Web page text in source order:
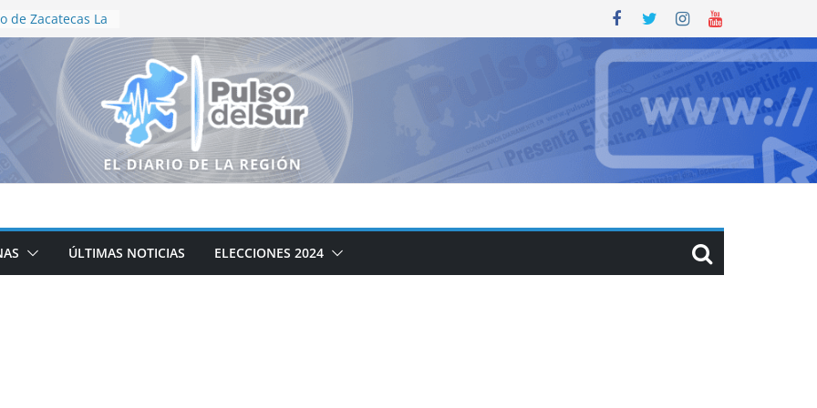
de Zacatecas La
recorren el
en
en vida
Aguascalientes
en
zacatecano
de la cocina
DIF
ÚLTIMAS NOTICIAS ELECCIONES 2024